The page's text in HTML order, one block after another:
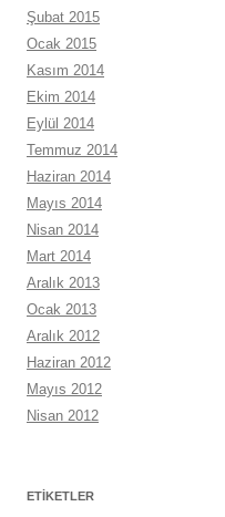
Şubat 2015
Ocak 2015
Kasım 2014
Ekim 2014
Eylül 2014
Temmuz 2014
Haziran 2014
Mayıs 2014
Nisan 2014
Mart 2014
Aralık 2013
Ocak 2013
Aralık 2012
Haziran 2012
Mayıs 2012
Nisan 2012
ETIKETLER